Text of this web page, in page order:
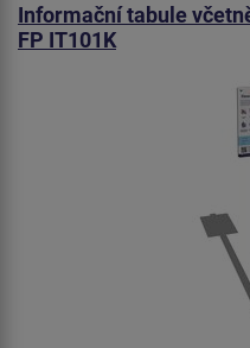
Informační tabule
FP IT101K